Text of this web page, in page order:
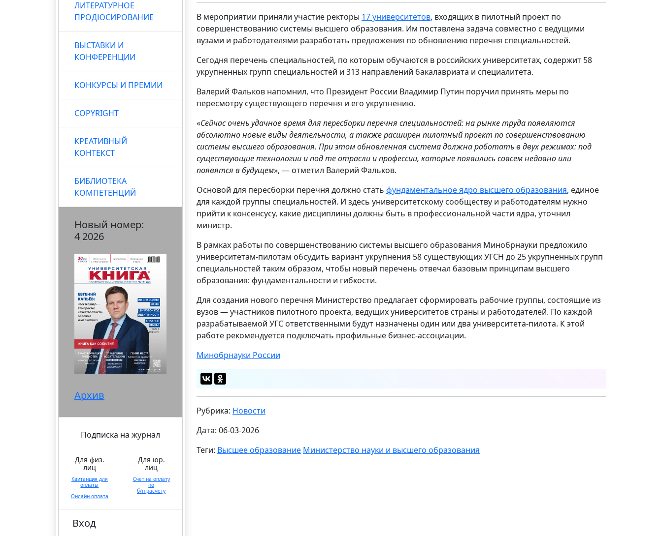
ЛИТЕРАТУРНОЕ
ПРОДЮСИРОВАНИЕ
ВЫСТАВКИ И
КОНФЕРЕНЦИИ
КОНКУРСЫ И ПРЕМИИ
COPYRIGHT
КРЕАТИВНЫЙ
КОНТЕКСТ
БИБЛИОТЕКА
КОМПЕТЕНЦИЙ
Новый номер:
4 2026
Архив
Подписка на журнал
Для физ.
лиц
Квитанция для
оплаты
Онлайн оплата
Для юр.
лиц
Счет на оплату
по
б/н расчету
Вход
В мероприятии приняли участие ректоры 17 университетов, входящих в пилотный проект по
совершенствованию системы высшего образования. Им поставлена задача совместно с ведущими
вузами и работодателями разработать предложения по обновлению перечня специальностей.
Сегодня перечень специальностей, по которым обучаются в российских университетах, содержит 58
укрупненных групп специальностей и 313 направлений бакалавриата и специалитета.
Валерий Фальков напомнил, что Президент России Владимир Путин поручил принять меры по
пересмотру существующего перечня и его укрупнению.
«Сейчас очень удачное время для пересборки перечня специальностей: на рынке труда появляются
абсолютно новые виды деятельности, а также расширен пилотный проект по совершенствованию
системы высшего образования. При этом обновленная система должна работать в двух режимах: под
существующие технологии и под те отрасли и профессии, которые появились совсем недавно или
появятся в будущем», — отметил Валерий Фальков.
Основой для пересборки перечня должно стать фундаментальное ядро высшего образования, единое
для каждой группы специальностей. И здесь университетскому сообществу и работодателям нужно
прийти к консенсусу, какие дисциплины должны быть в профессиональной части ядра, уточнил
министр.
В рамках работы по совершенствованию системы высшего образования Минобрнауки предложило
университетам-пилотам обсудить вариант укрупнения 58 существующих УГСН до 25 укрупненных групп
специальностей таким образом, чтобы новый перечень отвечал базовым принципам высшего
образования: фундаментальности и гибкости.
Для создания нового перечня Министерство предлагает сформировать рабочие группы, состоящие из
вузов — участников пилотного проекта, ведущих университетов страны и работодателей. По каждой
разрабатываемой УГС ответственными будут назначены один или два университета-пилота. К этой
работе рекомендуется подключать профильные бизнес-ассоциации.
Минобрнауки России
Рубрика: Новости
Дата: 06-03-2026
Теги: Высшее образование Министерство науки и высшего образования